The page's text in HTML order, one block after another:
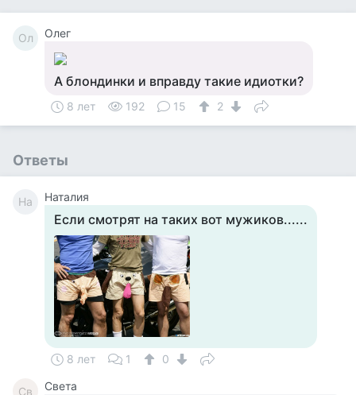
Ол Олег
А блондинки и вправду такие идиотки?
8 лет 192 15 2
Ответы
На Наталия
Если смотрят на таких вот мужиков......
8 лет 1 0
Св Света